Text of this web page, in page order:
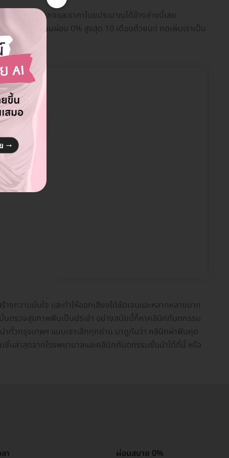
เทียบแพ็กเกจและราคาโดยประมาณได้ข้างล่างนี้เลย
แบ็กให้ แถมผ่อน 0% สูงสุด 10 เดือนด้วยนะ! กดเพิ่มเราเป็น
น
ความมั่นใจ และทำให้ออกเสียงได้ชัดเจนและหลากหลายมาก
ตรวจสุขภาพฟันเป็นประจำ อย่างสมัยนี้ก็หาคลินิกทันตกรรม
ทั่วกรุงเทพฯ แบบเจาะลึกทุกย่าน มาดูกันว่า คลินิกผ่าฟันคุด
ชั่นล่าสุดจากโรงพยาบาลและคลินิกทันตกรรมชั้นนำได้ที่นี่ หรือ
า ผ่อนสบาย 0%